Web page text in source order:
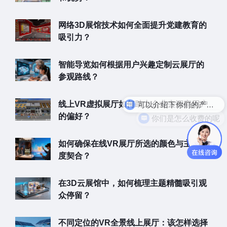
网络3D展馆技术如何全面提升党建教育的
吸引力？
智能导览如何根据用户兴趣定制云展厅的
参观路线？
线上VR虚拟展厅如何助力企业去洞察用户
的偏好？
如何确保在线VR展厅所选的颜色与主题高
度契合？
在3D云展馆中，如何梳理主题精髓吸引观
众停留？
不同定位的VR全景线上展厅：该怎样选择
你们是怎么收费的呢